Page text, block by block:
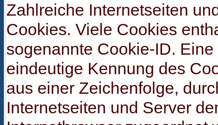
Zahlreiche Internetseiten
Cookies. Viele Cookies
sogenannte Cookie-ID.
eindeutige Kennung des
aus einer Zeichenfolge,
Internetseiten und Server